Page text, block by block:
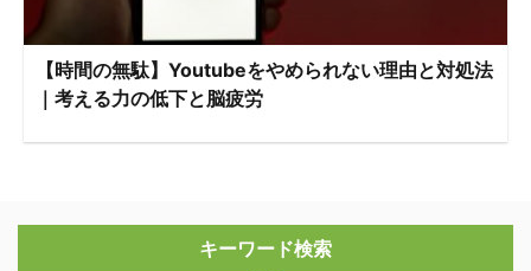
【時間の無駄】Youtubeをやめられない理由と対処法
｜考える力の低下と脳疲労
キーワード検索